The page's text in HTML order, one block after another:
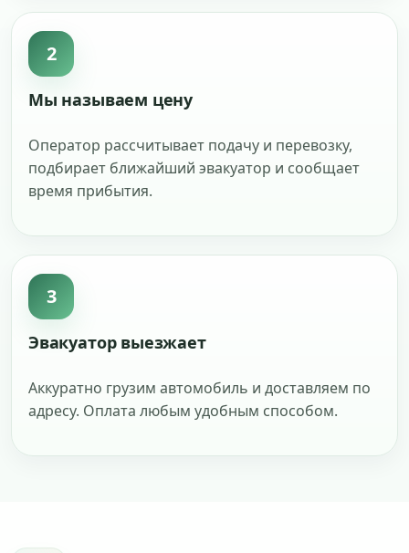
2
Мы называем цену
Оператор рассчитывает подачу и перевозку,
подбирает ближайший эвакуатор и сообщает
время прибытия.
3
Эвакуатор выезжает
Аккуратно грузим автомобиль и доставляем по
адресу. Оплата любым удобным способом.